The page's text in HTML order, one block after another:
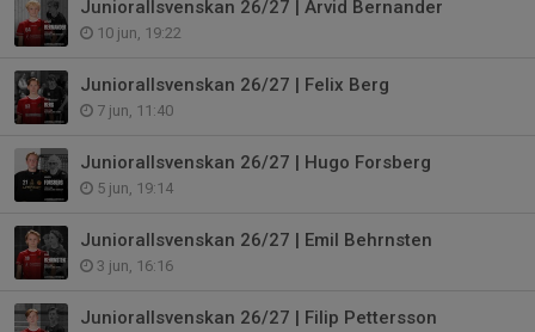
Juniorallsvenskan 26/27 | Arvid Bernander
10 jun, 19:22
Juniorallsvenskan 26/27 | Felix Berg
7 jun, 11:40
Juniorallsvenskan 26/27 | Hugo Forsberg
5 jun, 19:14
Juniorallsvenskan 26/27 | Emil Behrnsten
3 jun, 16:16
Juniorallsvenskan 26/27 | Filip Pettersson